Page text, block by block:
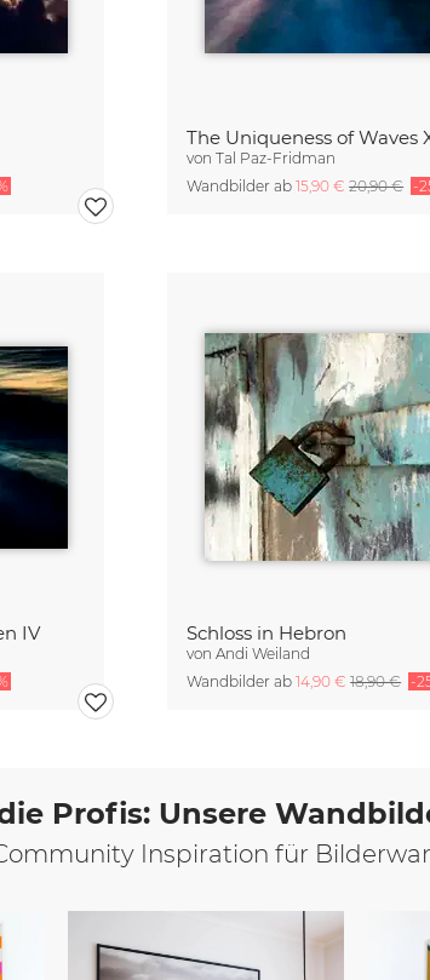
The Uniqueness of Waves
vonTal Paz-Fridman
Wandbilder ab15,90 €20,90 € -
IV Schloss in Hebron
vonAndi Weiland
Wandbilder ab14,90 €18,90 € -
Profis: Unsere
Inspiration für